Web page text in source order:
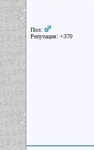
Пол:
Репутация: +370